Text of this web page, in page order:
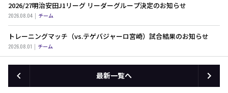
2026/27明治安田J1リーグ リーダーグループ決定のお知らせ
2026.08.04 チーム
トレーニングマッチ（vs.テゲバジャーロ宮崎）試合結果のお知らせ
2026.08.01 チーム
最新一覧へ